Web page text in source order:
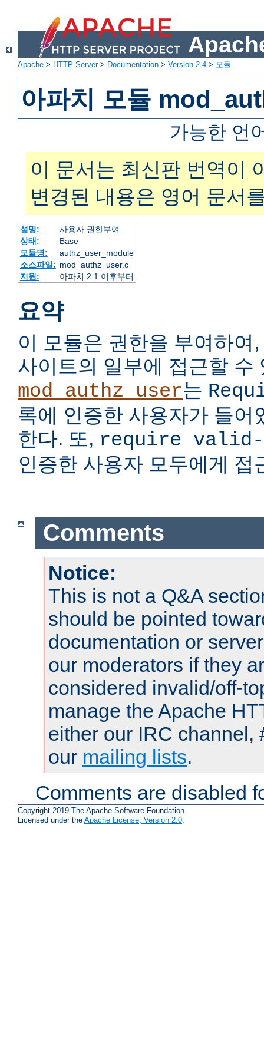
Apache > HTTP Server> Documentation > Version 2.4 > 모듈
아파치 모듈
가능한 언
이 문서는 최신판 번역이
변경된 내용은 영어 문서
설명:
사용자 권한부여
상태:
Base
모듈명:
authz_user_module
소스파일: mod_authz_user.c
지원:
아파치 2.1 이후부터
요약
이 모듈은 권한을 부여하여
사이트의 일부에 접근할 수
mod_authz_user는
록에 인증한 사용자가 들어
한다. 또, require valid-
인증한 사용자 모두에게 접
Comments
Notice:
This is not a Q&A
should be pointed
documentation or
our moderators if they
considered invalid/off-
manage the Apache
either our IRC channel,
our mailing lists.
Comments are disabled
Copyright 2019 The Apache Software Foundation.
Licensed under the Apache License, Version 2.0.